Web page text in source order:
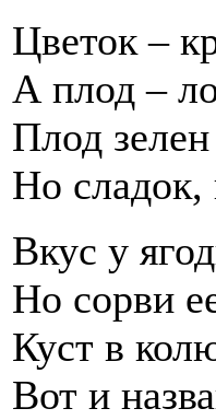
Цветок –
А плод –
Плод
Но сладок,
Вкус у
Но сорви
Куст в
Вот и